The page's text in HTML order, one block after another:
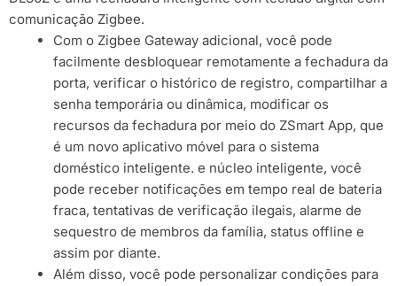
comunicação Zigbee.
Com o Zigbee Gateway adicional, você pode
facilmente desbloquear remotamente a fechadura da
porta, verificar o histórico de registro, compartilhar a
senha temporária ou dinâmica, modificar os
recursos da fechadura por meio do ZSmart App, que
é um novo aplicativo móvel para o sistema
doméstico inteligente. e núcleo inteligente, você
pode receber notificações em tempo real de bateria
fraca, tentativas de verificação ilegais, alarme de
sequestro de membros da família, status offline e
assim por diante.
Além disso, você pode personalizar condições para